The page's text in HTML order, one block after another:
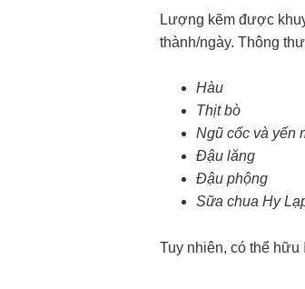
Lượng kẽm được
thành/ngày. Thông
Hàu
Thịt bò
Ngũ cốc và yến
Đậu lăng
Đậu phộng
Sữa chua Hy
Tuy nhiên, có thể hữu